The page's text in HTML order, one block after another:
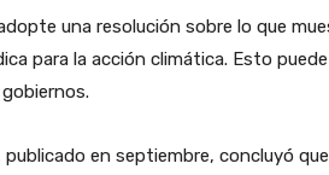
una resolución sobre lo que
para la acción climática. Esto puede
en septiembre, concluyó